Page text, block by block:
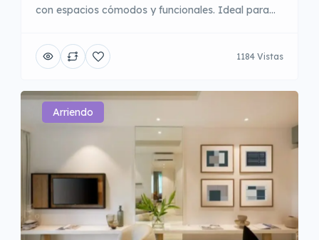
con espacios cómodos y funcionales. Ideal para
preocuparse por equipamiento, en un sector
tranquilo y con buena accesibilidad a servicios1184 Vistas
Arriendo